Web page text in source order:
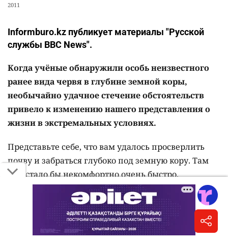
2011
Informburo.kz публикует материалы "Русской
службы BBC News".
Когда учёные обнаружили особь неизвестного
ранее вида червя в глубине земной коры,
необычайно удачное стечение обстоятельств
привело к изменению нашего представления о
жизни в экстремальных условиях.
Представьте себе, что вам удалось просверлить
почву и забраться глубоко под земную кору. Там
вам стало бы некомфортно очень быстро.
При отсутствии солнечного света вы бы
погружались всё ближе к расплавленному ядру,
температура и давление повышались бы,
грунтовые воды заполняли бы щели в каменной